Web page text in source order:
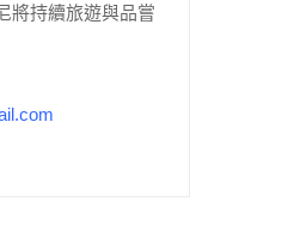
將持續旅遊與品嘗